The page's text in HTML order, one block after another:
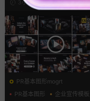
3小时前
PR基本图形mogrt
PR基本图形
企业宣传模板